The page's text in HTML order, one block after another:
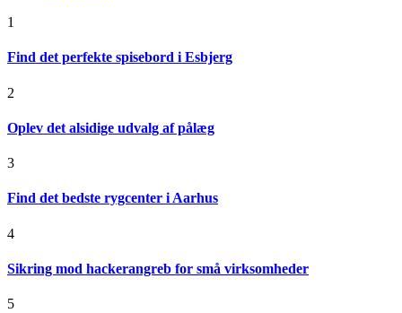
1
Find det perfekte spisebord i Esbjerg
2
Oplev det alsidige udvalg af pålæg
3
Find det bedste rygcenter i Aarhus
4
Sikring mod hackerangreb for små virksomheder
5